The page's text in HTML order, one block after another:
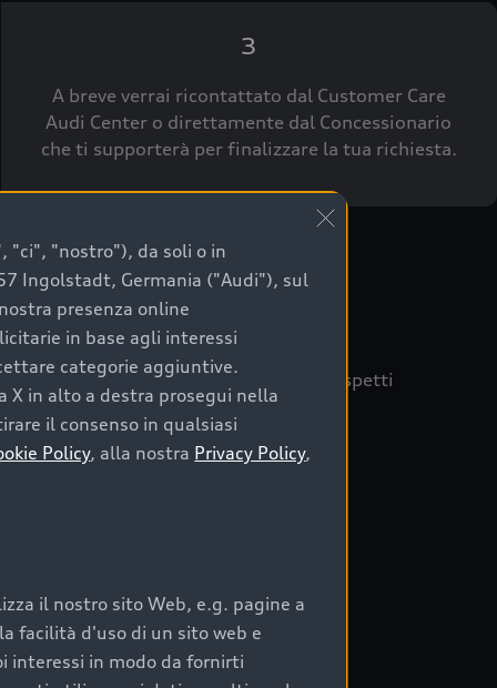
3
A breve verrai ricontattato dal Customer Care
Audi Center o direttamente dal Concessionario
che ti supporterà per finalizzare la tua richiesta.
sicuro, è essenziale considerare aspetti
Prima Scelta :plus
nel tempo;
"ci", "nostro"), da soli o in
Ingolstadt, Germania ("Audi"), sul
presenza online
in base agli interessi
categorie aggiuntive.
in alto a destra prosegui nella
il consenso in qualsiasi
Policy, alla nostra Privacy Policy,
il nostro sito Web, e.g. pagine a
facilità d'uso di un sito web e
interessi in modo da fornirti